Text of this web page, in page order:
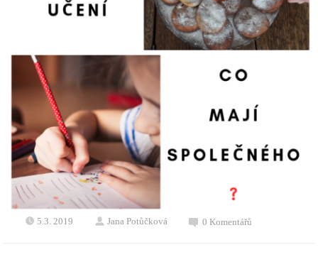
5.3. 2019 Jana Potůčková 0 Komentářů